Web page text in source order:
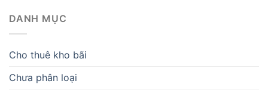
DANH MỤC
Cho thuê kho bãi
Chưa phân loại